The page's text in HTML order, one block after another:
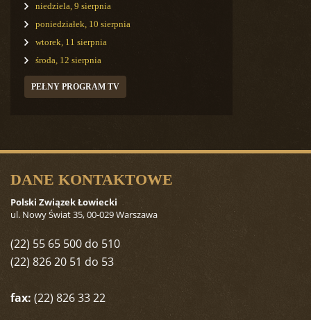
niedziela, 9 sierpnia
poniedziałek, 10 sierpnia
wtorek, 11 sierpnia
środa, 12 sierpnia
PEŁNY PROGRAM TV
DANE KONTAKTOWE
Polski Związek Łowiecki
ul. Nowy Świat 35, 00-029 Warszawa
(22) 55 65 500 do 510
(22) 826 20 51 do 53
fax: (22) 826 33 22